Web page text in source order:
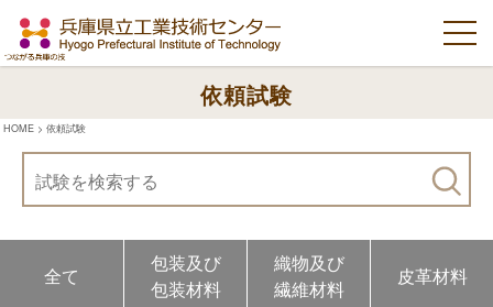
依頼試験
HOME > 依頼試験
全て
包装及び
包装材料
織物及び
繊維材料
皮革材料